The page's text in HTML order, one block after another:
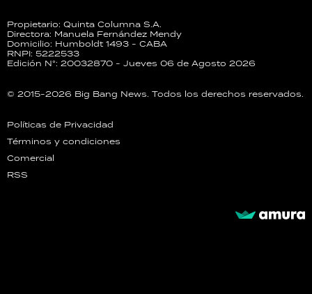
Propietario: Quinta Columna S.A.
Directora: Manuela Fernández Mendy
Domicilio: Humboldt 1493 - CABA
RNPI: 5222533
Edición N°: 20032870 - Jueves 06 de Agosto 2026
© 2015-2026 Big Bang News. Todos los derechos reservados.
Políticas de Privacidad
Términos y condiciones
Comercial
RSS